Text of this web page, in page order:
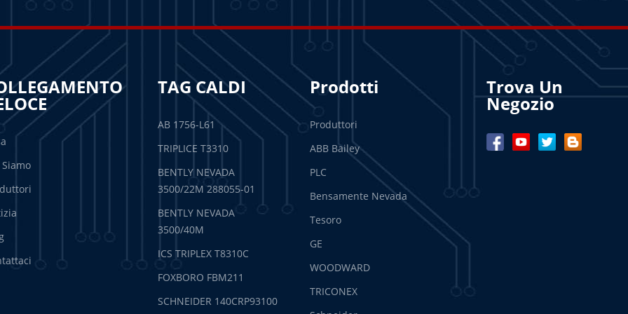
TAG CALDI
AB 1756-L61
TRIPLICE T3310
BENTLY NEVADA
3500/22M 288055-01
BENTLY NEVADA
3500/40M
ICS TRIPLEX T8310C
FOXBORO FBM211
SCHNEIDER 140CRP93100
Prodotti
Produttori
ABB Bailey
PLC
Bensamente Nevada
Tesoro
GE
WOODWARD
TRICONEX
Trova Un
Negozio